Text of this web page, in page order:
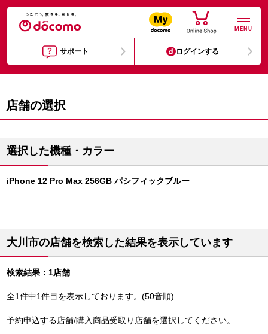
MENU
サポート ログインする
店舗の選択
選択した機種・カラー
iPhone 12 Pro Max 256GB パシフィックブルー
大川市の店舗を検索した結果を表示しています
検索結果：1店舗
全1件中1件目を表示しております。(50音順)
予約申込する店舗/購入商品受取り店舗を選択してください。